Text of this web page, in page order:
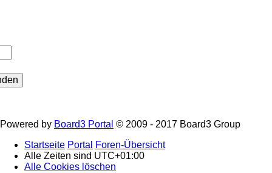
Powered by Board3 Portal © 2009 - 2017 Board3 Group
Startseite Portal Foren-Übersicht
Alle Zeiten sind UTC+01:00
Alle Cookies löschen